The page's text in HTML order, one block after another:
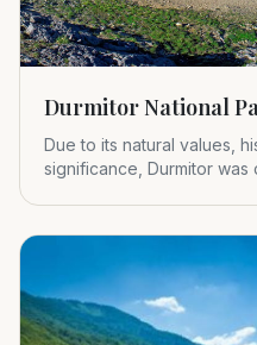
Durmitor National
Due to its natural values,
significance, Durmitor